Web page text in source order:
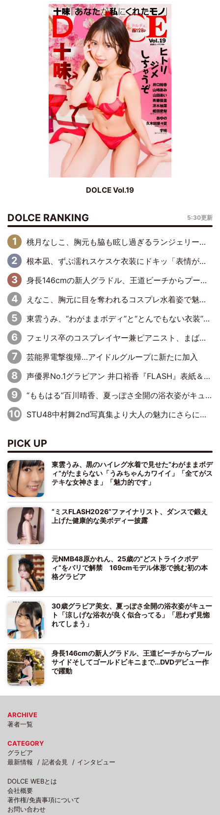
DOLCE Vol.19
DOLCE RANKING 5:30更新
桃月なしこ、胸元も脇も眩し過ぎるランジェリー＆ビキニ姿を披露「なしこたそ最強」「セクシーでゴージャスで大きなボリューム」
根本凪、ずぶ濡れスケスケ衣装にドキッ「表情が良過ぎる」「ねもちゃんの眼差しにドキドキが止まらない」
身長146cmの新人グラドル、王道ビーチからプールサイドそしてゴールドビキニまで…DVDデビュー作で躍動
えなこ、胸元に目を奪われるコスプレ水着姿で魅了「群を抜く美しさと華やかさ」「えなこりんの千咲は破壊力がスゴい」
東雲うみ、“わがままボディ”と“とんでもない衣装”で誘惑「パーフェクトなスタイル」「くびれがステキ」「やみつきになるボディ」
フェリス卒のコスプレイヤー兼ピアニスト、まばゆいばかりのグラビアショット
芸能界電撃復帰…アイドルグループに新たに加入
声優界No.1グラビアン 井口裕香『FLASH』表紙＆巻頭を飾る
“ももはる”百川晴香、夏っぽさ全開の浴衣姿がキュート「とても似合ってる」「爽やかで良い」「袖をギュッとしてるのが最高」
STU48中村舞2nd写真集より大人の魅力にさらに磨きがかかった新先行カット到着
PICK UP
東雲うみ、黒のハイレグ水着で見せた“わがままボデ
ィ”がたまらない「うみちゃんカワイイ」「全てがス
テキな女神さま」「魅力的です」
“ミスFLASH2026”ファイナリスト、ダンスで鍛え
上げた健康的な美ボディー披露
元NMB48原かれん、25歳の“どストライクボデ
ィ”をバリで解禁 169cmモデル体形で挑む初の本
格グラビア
30歳グラビア美女、夏っぽさ全開の浴衣姿がキュー
ト「涼しげな浴衣が良く似合ってる」「思わず見惚
れてしまう」
身長146cmの新人グラドル、王道ビーチからプール
サイドそしてゴールドビキニまで…DVDデビュー作
で躍動
ARCHIVE
著者一覧
CATEGORY
グラビア
最新情報
記者会見 インタビュー
DOLCE WEBとは
会社概要
著作権/免責事項について
お問い合わせ